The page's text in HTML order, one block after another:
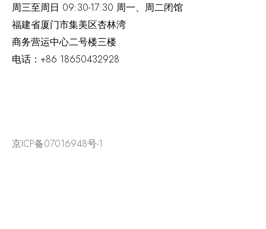
周三至周日 09:30-17:30 周一、周二闭馆
福建省厦门市集美区杏林湾
商务营运中心二号楼三楼
电话： +86 18650432928
京ICP备07016948号-1